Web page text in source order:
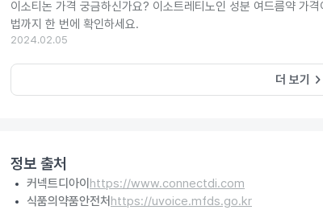
이소티논 가격 궁금하신가요? 이소트레티노인 성분 여드름약 가
법까지 한 번에 확인하세요.
2024.02.05
더 보기 keyboard_arrow_right
정보 출처
커넥트디아이 https://www.connectdi.com
식품의약품안전처 https://uvoice.mfds.go.kr